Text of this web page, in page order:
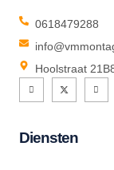
0618479288
Hoolstraat
Diensten